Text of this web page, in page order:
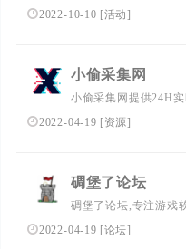
包、网站源码等!想要
坛,QQ技术资源网,赚
2022-10-10 [活动]
小偷采集网
小偷采集网提供24H
集和查询。努力打造
2022-04-19 [资源]
碉堡了论坛
碉堡了论坛,专注游戏
术教程,辅助脚本,破
2022-04-19 [论坛]